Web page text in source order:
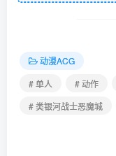
动漫ACG
# 单人
# 动作
# 类银河战士恶魔城